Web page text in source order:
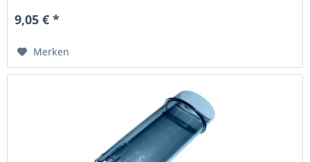
9,05 € *
Merken